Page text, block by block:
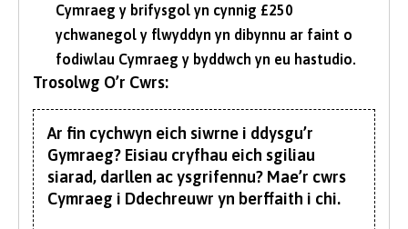
Cymraeg y brifysgol yn cynnig £250
ychwanegol y flwyddyn yn dibynnu ar faint o
fodiwlau Cymraeg y byddwch yn eu hastudio.
Trosolwg O’r Cwrs:
Ar fin cychwyn eich siwrne i ddysgu’r
Gymraeg? Eisiau cryfhau eich sgiliau
siarad, darllen ac ysgrifennu? Mae’r cwrs
Cymraeg i Ddechreuwr yn berffaith i chi.